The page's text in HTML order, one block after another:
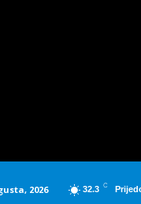
2026 32.3 C